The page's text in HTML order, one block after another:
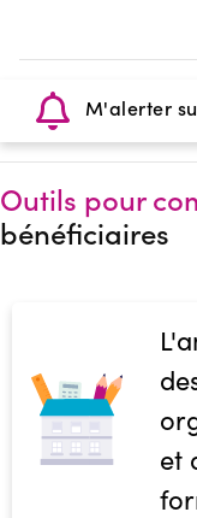
M'alerter
Outils pour
bénéficiaires
et